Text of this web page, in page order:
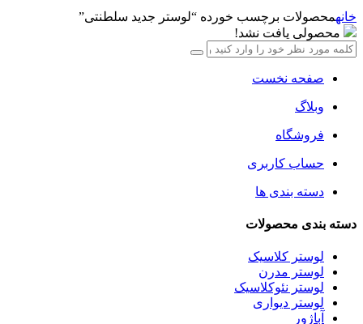
خانهمحصولات برچسب خورده “لوستر جدید سلطنتی”
محصولی یافت نشد!
صفحه نخست
وبلاگ
فروشگاه
حساب کاربری
دسته بندی ها
دسته بندی محصولات
لوستر کلاسیک
لوستر مدرن
لوستر نئوکلاسیک
لوستر دیواری
آباژور